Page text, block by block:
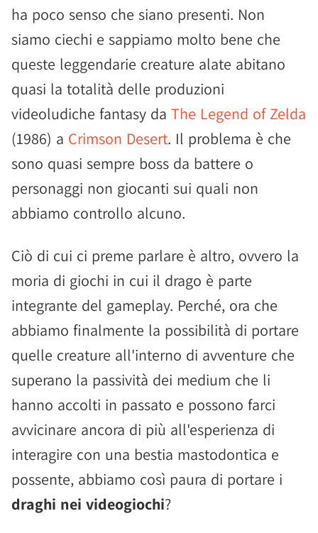
ha poco senso che siano presenti. Non
siamo ciechi e sappiamo molto bene che
queste leggendarie creature alate abitano
quasi la totalità delle produzioni
videoludiche fantasy da The Legend of Zelda
(1986) a Crimson Desert. Il problema è che
sono quasi sempre boss da battere o
personaggi non giocanti sui quali non
abbiamo controllo alcuno.
Ciò di cui ci preme parlare è altro, ovvero la
moria di giochi in cui il drago è parte
integrante del gameplay. Perché, ora che
abbiamo finalmente la possibilità di portare
quelle creature all'interno di avventure che
superano la passività dei medium che li
hanno accolti in passato e possono farci
avvicinare ancora di più all'esperienza di
interagire con una bestia mastodontica e
possente, abbiamo così paura di portare i
draghi nei videogiochi?